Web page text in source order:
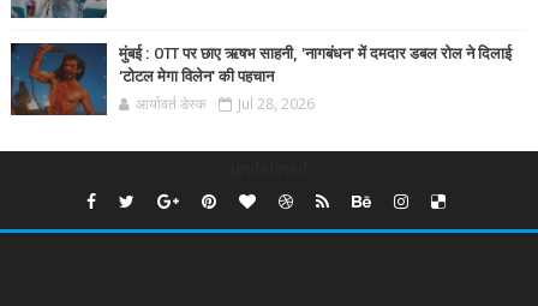
मुंबई : OTT पर छाए ऋषभ साहनी, 'नागबंधन' में दमदार डबल रोल ने दिलाई
'टोटल मेगा विलेन' की पहचान
आर्यावर्त डेस्क Jul 28, 2026